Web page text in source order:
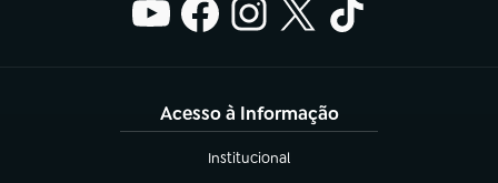
Acesso à Informação
Institucional
(abre em nova aba)